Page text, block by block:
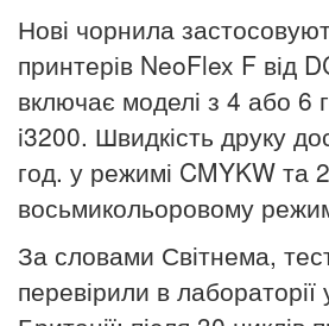
Нові чорнила
принтерів NeoFlex F від
включає моделі з 4 або 6
i3200. Швидкість друку
год. у режимі CMYKW та
восьмикольоровому
За словами Світнема,
перевірили в лабораторії